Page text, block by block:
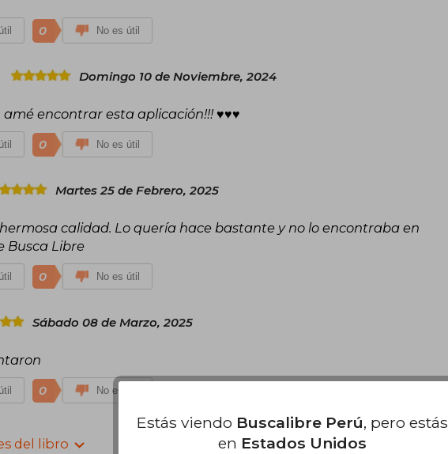
0 No es útil
Domingo 10 de Noviembre, 2024
amé encontrar esta aplicación!!! ♥️♥️♥️
0 No es útil
Martes 25 de Febrero, 2025
calidad. Lo quería hace bastante y no lo encontraba en
Busca Libre
0 No es útil
Sábado 08 de Marzo, 2025
0 No es útil
del libro
Estás viendo Buscalibre Perú, pero estás
en Estados Unidos